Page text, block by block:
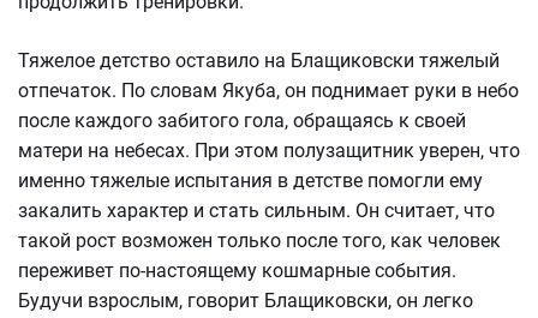
Тяжелое детство оставило на Блащиковски тяжелый
отпечаток. По словам Якуба, он поднимает руки в небо
после каждого забитого гола, обращаясь к своей
матери на небесах. При этом полузащитник уверен, что
именно тяжелые испытания в детстве помогли ему
закалить характер и стать сильным. Он считает, что
такой рост возможен только после того, как человек
переживет по-настоящему кошмарные события.
Будучи взрослым, говорит Блащиковски, он легко